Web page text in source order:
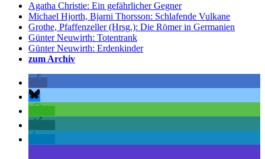
Agatha Christie: Ein gefährlicher Gegner
Michael Hjorth, Bjarni Thorsson: Schlafende Vulkane
Grothe, Pfaffenzeller (Hrsg.): Die Römer in Germanien
Günter Neuwirth: Totentrank
Günter Neuwirth: Erdenkinder
zum Archiv